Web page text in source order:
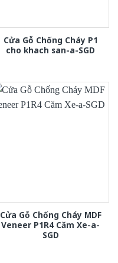
Cửa Gỗ Chống Cháy P1
cho khach san-a-SGD
Cửa Gỗ Chống Cháy MDF
Veneer P1R4 Căm Xe-a-
SGD